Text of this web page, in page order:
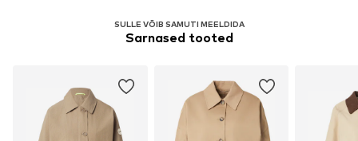
SULLE VÕIB SAMUTI MEELDIDA
Sarnased tooted